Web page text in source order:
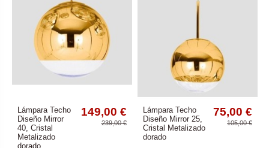
Lámpara Techo
Diseño Mirror
40, Cristal
Metalizado
dorado
149,00 €
239,00 €
Lámpara Techo
Diseño Mirror 25,
Cristal Metalizado
dorado
75,00 €
105,00 €